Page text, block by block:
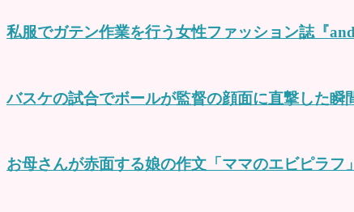
私服でガテン作業を行う女性ファッション誌『
バスケの試合でボールが監督の顔面に直撃した瞬
お母さんが赤面する娘の作文「ママのエビピラフ